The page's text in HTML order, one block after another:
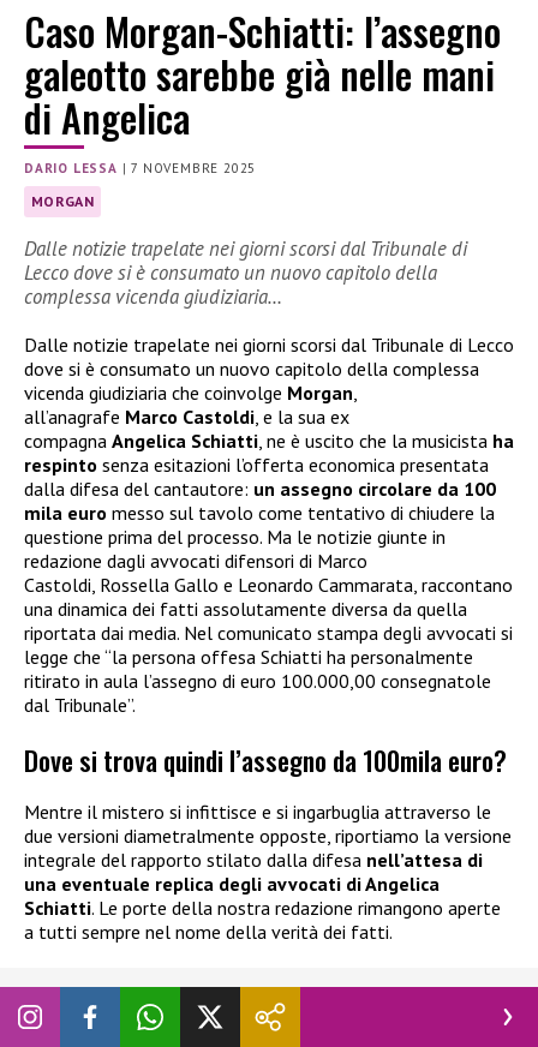
Caso Morgan-Schiatti: l’assegno
galeotto sarebbe già nelle mani
di Angelica
DARIO LESSA |7 NOVEMBRE 2025
MORGAN
Dalle notizie trapelate nei giorni scorsi dal Tribunale di
Lecco dove si è consumato un nuovo capitolo della
complessa vicenda giudiziaria…
Dalle notizie trapelate nei giorni scorsi dal Tribunale di Lecco
dove si è consumato un nuovo capitolo della complessa
vicenda giudiziaria che coinvolge Morgan,
all’anagrafe Marco Castoldi, e la sua ex
compagna Angelica Schiatti, ne è uscito che la musicista ha
respinto senza esitazioni l’offerta economica presentata
dalla difesa del cantautore: un assegno circolare da 100
mila euro messo sul tavolo come tentativo di chiudere la
questione prima del processo. Ma le notizie giunte in
redazione dagli avvocati difensori di Marco
Castoldi, Rossella Gallo e Leonardo Cammarata, raccontano
una dinamica dei fatti assolutamente diversa da quella
riportata dai media. Nel comunicato stampa degli avvocati si
legge che “la persona offesa Schiatti ha personalmente
ritirato in aula l’assegno di euro 100.000,00 consegnatole
dal Tribunale”.
Dove si trova quindi l’assegno da 100mila euro?
Mentre il mistero si infittisce e si ingarbuglia attraverso le
due versioni diametralmente opposte, riportiamo la versione
integrale del rapporto stilato dalla difesa nell’attesa di
una eventuale replica degli avvocati di Angelica
Schiatti. Le porte della nostra redazione rimangono aperte
a tutti sempre nel nome della verità dei fatti.